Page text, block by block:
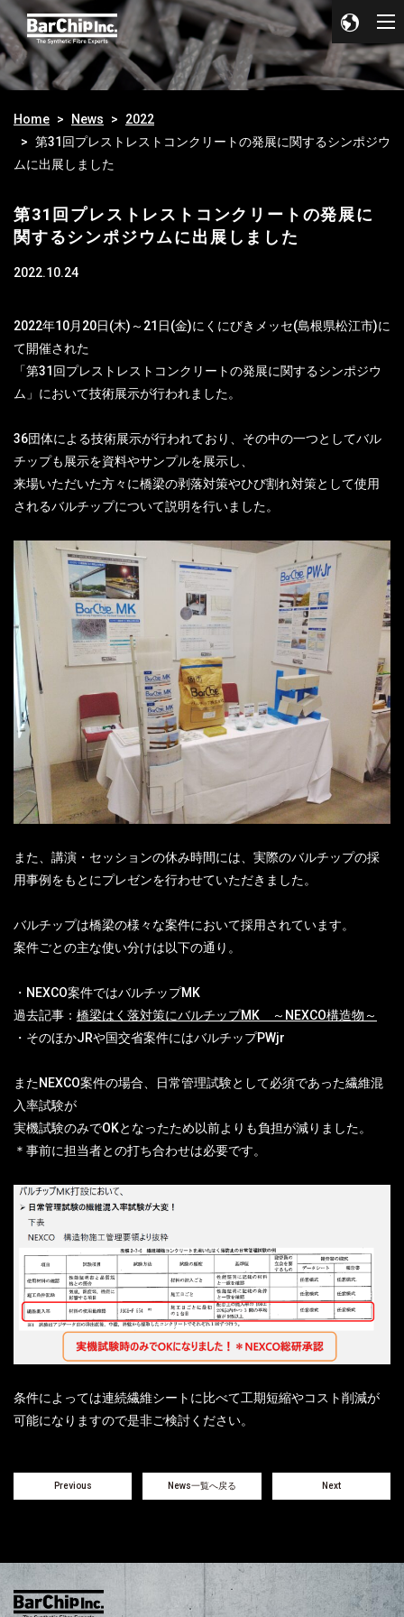
Home News
2022
第31回プレストレストコンクリートの発展に関するシンポジウ
ムに出展しました
第31回プレストレストコンクリートの発展に
関するシンポジウムに出展しました
2022.10.24
2022年10月20日(木)～21日(金)にくにびきメッセ(島根県松江市)に
て開催された
「第31回プレストレストコンクリートの発展に関するシンポジウ
ム」において技術展示が行われました。
36団体による技術展示が行われており、その中の一つとしてバル
チップも展示を資料やサンプルを展示し、
来場いただいた方々に橋梁の剥落対策やひび割れ対策として使用
されるバルチップについて説明を行いました。
また、講演・セッションの休み時間には、実際のバルチップの採
用事例をもとにプレゼンを行わせていただきました。
バルチップは橋梁の様々な案件において採用されています。
案件ごとの主な使い分けは以下の通り。
・NEXCO案件ではバルチップMK
過去記事： 橋梁はく落対策にバルチップMK ～NEXCO構造物～
・そのほかJRや国交省案件にはバルチップPWjr
またNEXCO案件の場合、日常管理試験として必須であった繊維混
入率試験が
実機試験のみでOKとなったため以前よりも負担が減りました。
＊事前に担当者との打ち合わせは必要です。
条件によっては連続繊維シートに比べて工期短縮やコスト削減が
可能になりますので是非ご検討ください。
Previous News一覧へ戻る Next